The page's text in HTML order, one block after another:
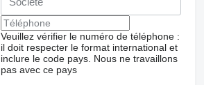
Veuillez vérifier le numéro de téléphone :
il doit respecter le format international et
inclure le code pays. Nous ne travaillons
pas avec ce pays